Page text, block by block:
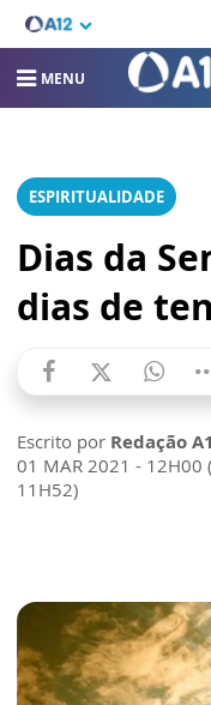
MENU
ESPIRITUALIDADE
Dias da
dias de
Escrito por Redação
01 MAR 2021 - 12H00
11H52)